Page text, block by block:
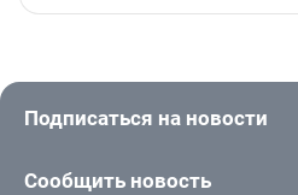
Подписаться на новости
Сообщить новость